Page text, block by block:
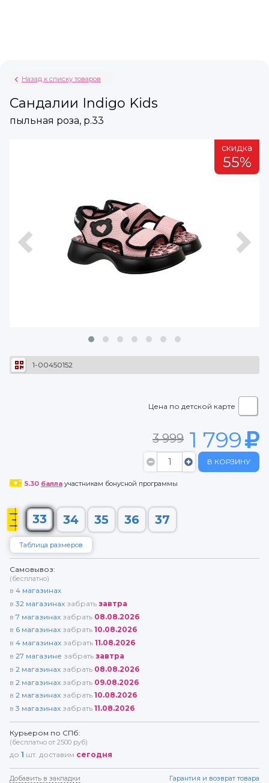
Назад к списку товаров
Сандалии Indigo Kids
пыльная роза, р.33
скидка
55%
1-00450152
Цена по детской карте
3 999 1 799
В КОРЗИНУ
5.30 баллаучастникам бонусной программы
33 34 35 36 37
Таблица размеров
Самовывоз:
(бесплатно)
в 4 магазинах
в 32 магазинах забрать завтра
в 7 магазинах забрать 08.08.2026
в 6 магазинах забрать 10.08.2026
в 4 магазинах забрать 11.08.2026
в 27 магазине забрать завтра
в 2 магазинах забрать 08.08.2026
в 2 магазинах забрать 09.08.2026
в 2 магазинах забрать 10.08.2026
в 3 магазинах забрать 11.08.2026
Курьером по СПб:
(бесплатно от 2500 руб)
до 1 шт. доставим сегодня
Добавить в закладки Гарантия и возврат товара